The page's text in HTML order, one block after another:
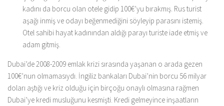
kadını da borcu olan otele gidip 100€’yu bırakmış. Rus turist
aşağı inmiş ve odayı beğenmediğini söyleyip parasını istemiş.
Otel sahibi hayat kadınından aldığı parayı turiste iade etmiş ve
adam gitmiş.
Dubai’de 2008-2009 emlak krizi sırasında yaşanan o arada gezen
100€’nun olmamasıydı. İngiliz bankaları Dubai’nin borcu 56 milyar
doları aştığı ve kriz olduğu için birçoğu onaylı olmasına rağmen
Dubai’ye kredi musluğunu kesmişti. Kredi gelmeyince inşaatların